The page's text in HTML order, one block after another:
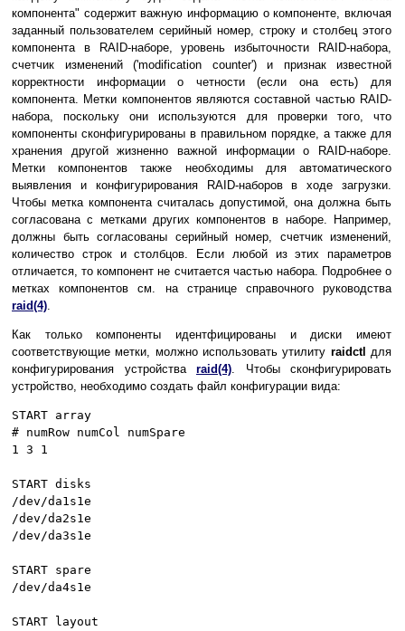
компонента" содержит важную информацию о компоненте, включая
заданный пользователем серийный номер, строку и столбец этого
компонента в RAID-наборе, уровень избыточности RAID-набора,
счетчик изменений ('modification counter') и признак известной
корректности информации о четности (если она есть) для
компонента. Метки компонентов являются составной частью RAID-
набора, поскольку они используются для проверки того, что
компоненты сконфигурированы в правильном порядке, а также для
хранения другой жизненно важной информации о RAID-наборе.
Метки компонентов также необходимы для автоматического
выявления и конфигурирования RAID-наборов в ходе загрузки.
Чтобы метка компонента считалась допустимой, она должна быть
согласована с метками других компонентов в наборе. Например,
должны быть согласованы серийный номер, счетчик изменений,
количество строк и столбцов. Если любой из этих параметров
отличается, то компонент не считается частью набора. Подробнее о
метках компонентов см. на странице справочного руководства
raid(4).
Как только компоненты идентфицированы и диски имеют
соответствующие метки, молжно использовать утилиту raidctlдля
конфигурирования устройства raid(4). Чтобы сконфигурировать
устройство, необходимо создать файл конфигурации вида:
START array
# numRow numCol numSpare
1 3 1
START disks
/dev/da1s1e
/dev/da2s1e
/dev/da3s1e
START spare
/dev/da4s1e
START layout